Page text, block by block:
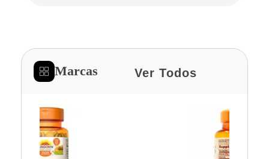
Marcas Ver Todos